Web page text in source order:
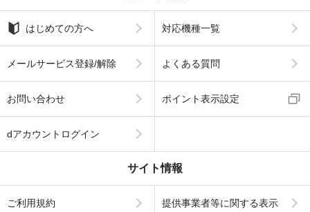
はじめての方へ 対応機種一覧
メールサービス登録/解除 よくある質問
お問い合わせ ポイント表示設定
dアカウントログイン
サイト情報
ご利用規約 提供事業者等に関する表示